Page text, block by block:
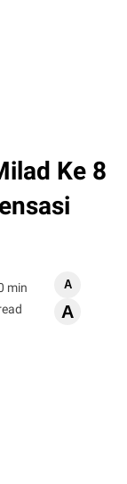
Ke 8
min
A
A